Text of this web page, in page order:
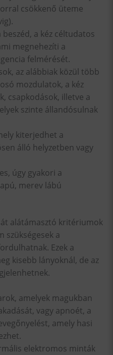
csökkenő üteme
a kéz céltudatos
megnehezíti a
felmérését.
az alábbiak közül több
mozdulatok, a kéz
csapkodások, illetve a
szinte állandósulnak
kiterjedhet a
álló helyzetben vagy
úgy gyakori a
merev lábú
alátámasztó kritériumok
szükségesek a
Ezek a
kisebb lányoknál, de az
amelyek magukban
vagy apnoét, a
amely hasi
elektromos minták